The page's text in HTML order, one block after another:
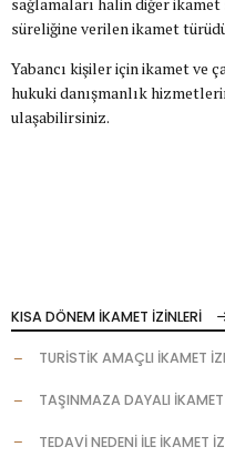
süreliğine verilen ikamet
Yabancı kişiler için ikamet ve
hukuki danışmanlık
ulaşabilirsiniz.
KISA DÖNEM İKAMET İZİNLERİ
TURİSTİK AMAÇLI İKAMET
TAŞINMAZA DAYALI
TEDAVİ NEDENİ İLE İKAMET